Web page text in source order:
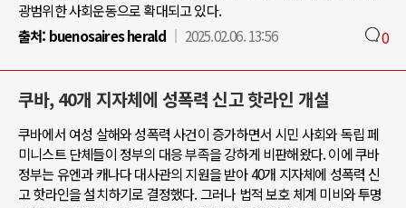
광범위한 사회운동으로 확대되고 있다.
출처: buenosaires herald 2025.02.06. 13:56 0
쿠바, 40개 지자체에 성폭력 신고 핫라인 개설
쿠바에서 여성 살해와 성폭력 사건이 증가하면서 시민 사회와 독립 페
미니스트 단체들이 정부의 대응 부족을 강하게 비판해왔다. 이에 쿠바
정부는 유엔과 캐나다 대사관의 지원을 받아 40개 지자체에 성폭력 신
고 핫라인을 설치하기로 결정했다. 그러나 법적 보호 체계 미비와 투명